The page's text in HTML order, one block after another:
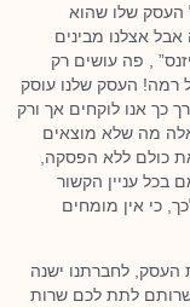
העסק שלו שהוא
אצלנו מבינים
, פה עושים רק
רמה! העסק שלנו עוסק
כך אנו לוקחים אך ורק
מה שלא מוצאים
כולם ללא הפסקה,
בכל עניין הקשור
כי אין מומחים
העסק, לחברתנו ישנה
לתת לכם שרות